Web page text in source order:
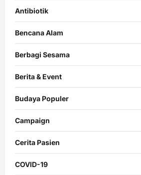
Antibiotik
Bencana Alam
Berbagi Sesama
Berita & Event
Budaya Populer
Campaign
Cerita Pasien
COVID-19